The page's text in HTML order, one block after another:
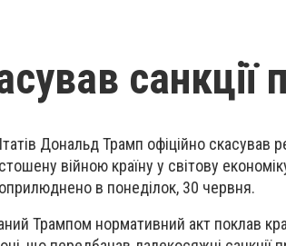
санкції
Дональд Трамп офіційно скасував
війною країну у світову
в понеділок, 30 червня.
Трампом нормативний акт поклав